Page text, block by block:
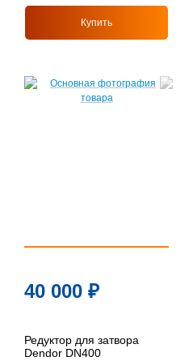
Купить
40 000 ₽
Редуктор для затвора
Dendor DN400